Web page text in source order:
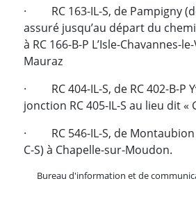
· RC 163-IL-S, de Pampigny
assuré jusqu’au départ du
à RC 166-B-P L’Isle-Chavannes-
Mauraz
· RC 404-IL-S, de RC 402-B-P
jonction RC 405-IL-S au lieu dit «
· RC 546-IL-S, de Montaubion
C-S) à Chapelle-sur-Moudon.
Bureau d'information et de